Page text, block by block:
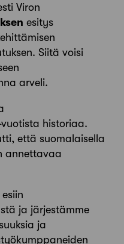
Viron
esitys
Siitä voisi
arveli.
historiaa.
että suomalaisella
annettavaa
ja järjestämme
ja